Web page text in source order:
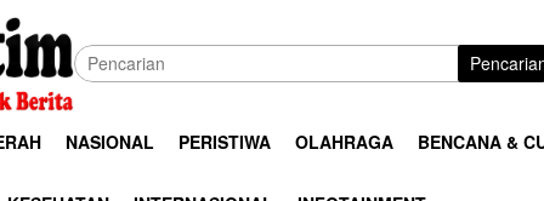
NASIONAL PERISTIWA OLAHRAGA BENCANA &